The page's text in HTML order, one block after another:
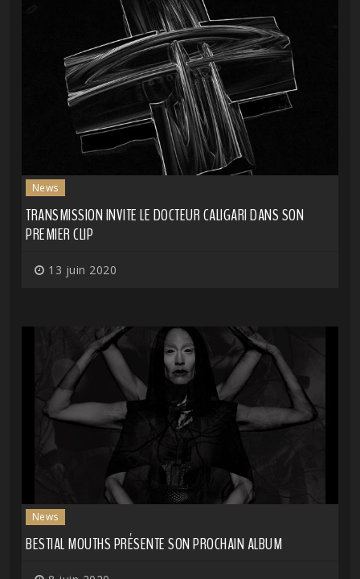
News
TRANSMISSION INVITE LE DOCTEUR CALIGARI DANS SON
PREMIER CLIP
13 juin 2020
News
BESTIAL MOUTHS PRÉSENTE SON PROCHAIN ALBUM